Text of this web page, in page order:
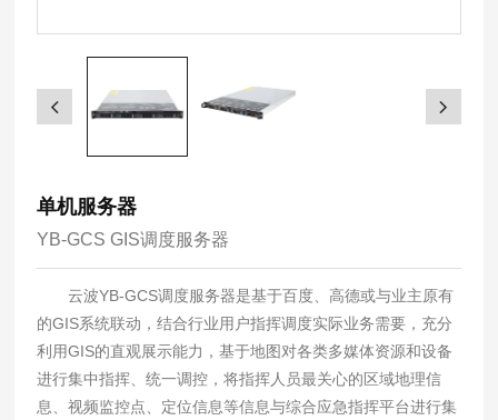
单机服务器
YB-GCS GIS调度服务器
云波YB-GCS调度服务器是基于百度、高德或与业主原有
的GIS系统联动，结合行业用户指挥调度实际业务需要，充分
利用GIS的直观展示能力，基于地图对各类多媒体资源和设备
进行集中指挥、统一调控，将指挥人员最关心的区域地理信
息、视频监控点、定位信息等信息与综合应急指挥平台进行集